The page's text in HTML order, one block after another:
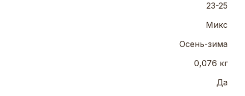
23-25
Микс
Осень-зима
0,076 кг
Да